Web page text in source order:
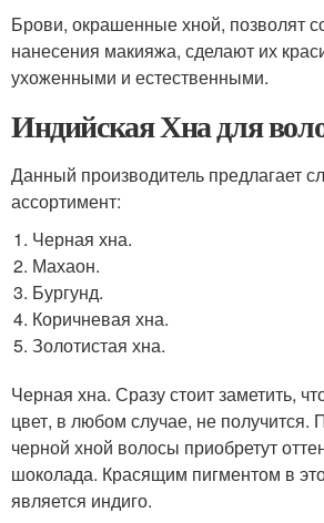
Брови, окрашенные хной, позволят
нанесения макияжа, сделают их
ухоженными и естественными.
Индийская Хна для
Данный производитель предлагает
ассортимент:
Черная хна.
Махаон.
Бургунд.
Коричневая хна.
Золотистая хна.
Черная хна. Сразу стоит заметить,
цвет, в любом случае, не получится.
черной хной волосы приобретут
шоколада. Красящим пигментом в
является индиго.